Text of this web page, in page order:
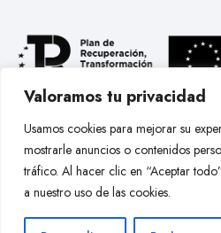
Valoramos tu privacidad
Usamos cookies para mejorar su
mostrarle anuncios o contenidos
tráfico. Al hacer clic en “Aceptar
a nuestro uso de las cookies.
Copyright © 2026 Hobby Models
Reservados.